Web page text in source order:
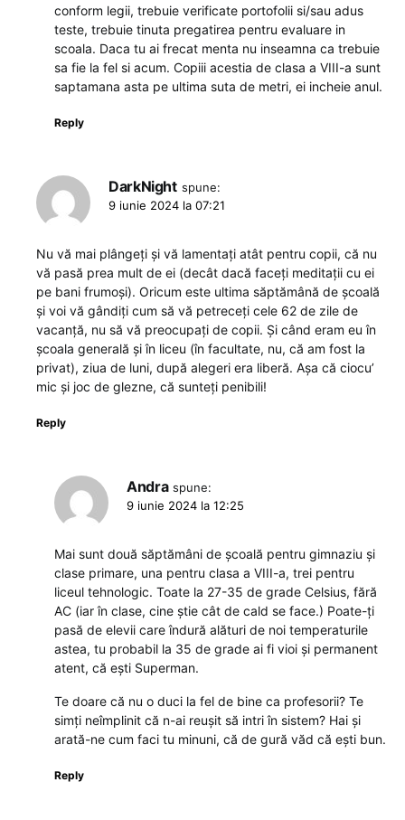
conform legii, trebuie verificate portofolii si/sau adus
teste, trebuie tinuta pregatirea pentru evaluare in
scoala. Daca tu ai frecat menta nu inseamna ca trebuie
sa fie la fel si acum. Copiii acestia de clasa a VIII-a sunt
saptamana asta pe ultima suta de metri, ei incheie anul.
Reply
DarkNight spune:
9 iunie 2024 la 07:21
Nu vă mai plângeți și vă lamentați atât pentru copii, că nu
vă pasă prea mult de ei (decât dacă faceți meditații cu ei
pe bani frumoși). Oricum este ultima săptămână de școală
și voi vă gândiți cum să vă petreceți cele 62 de zile de
vacanță, nu să vă preocupați de copii. Și când eram eu în
școala generală și în liceu (în facultate, nu, că am fost la
privat), ziua de luni, după alegeri era liberă. Așa că ciocu’
mic și joc de glezne, că sunteți penibili!
Reply
Andra spune:
9 iunie 2024 la 12:25
Mai sunt două săptămâni de școală pentru gimnaziu și
clase primare, una pentru clasa a VIII-a, trei pentru
liceul tehnologic. Toate la 27-35 de grade Celsius, fără
AC (iar în clase, cine știe cât de cald se face.) Poate-ți
pasă de elevii care îndură alături de noi temperaturile
astea, tu probabil la 35 de grade ai fi vioi și permanent
atent, că ești Superman.
Te doare că nu o duci la fel de bine ca profesorii? Te
simți neîmplinit că n-ai reușit să intri în sistem? Hai și
arată-ne cum faci tu minuni, că de gură văd că ești bun.
Reply